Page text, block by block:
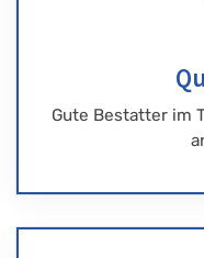
Gute Bestatter im